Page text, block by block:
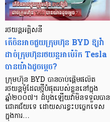
រថយន្តអគ្គិសនី
តើចិនអាចជួយក្រុមហ៊ុន BYD ឱ្យវ៉ា
ដាច់ក្រុមហ៊ុនរថយន្តអាម៉េរិក Tesla
បានយ៉ាងដូចម្ដេច?
ក្រុមហ៊ុន BYD បានចាប់ផ្ដើមផលិត
រថយន្តម៉ូដែលថ្មីបំផុតរបស់ខ្លួននៅក្នុង
ឆ្នាំ២០០៧។ ដំបូងឡើយវាមិនទទួលបាន
ជោគជ័យទេ ដោយសារខ្វះបច្ចេកទេស
ក្នុងការ…